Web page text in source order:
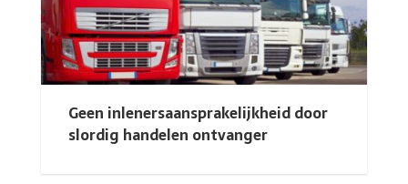
Geen inlenersaansprakelijkheid door
slordig handelen ontvanger